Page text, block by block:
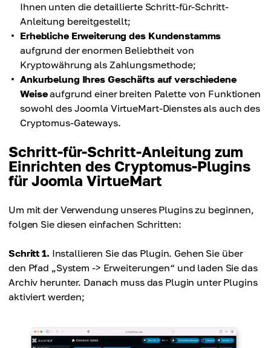
Ihnen unten die detaillierte Schritt-für-Schritt-
Anleitung bereitgestellt;
Erhebliche Erweiterung des Kundenstamms
aufgrund der enormen Beliebtheit von
Kryptowährung als Zahlungsmethode;
Ankurbelung Ihres Geschäfts auf verschiedene
Weiseaufgrund einer breiten Palette von Funktionen
sowohl des Joomla VirtueMart-Dienstes als auch des
Cryptomus-Gateways.
Schritt-für-Schritt-Anleitung zum
Einrichten des Cryptomus-Plugins
für Joomla VirtueMart
Um mit der Verwendung unseres Plugins zu beginnen,
folgen Sie diesen einfachen Schritten:
Schritt 1. Installieren Sie das Plugin. Gehen Sie über
den Pfad „System -> Erweiterungen“ und laden Sie das
Archiv herunter. Danach muss das Plugin unter Plugins
aktiviert werden;